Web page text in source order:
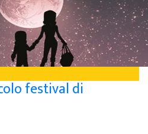
festival di